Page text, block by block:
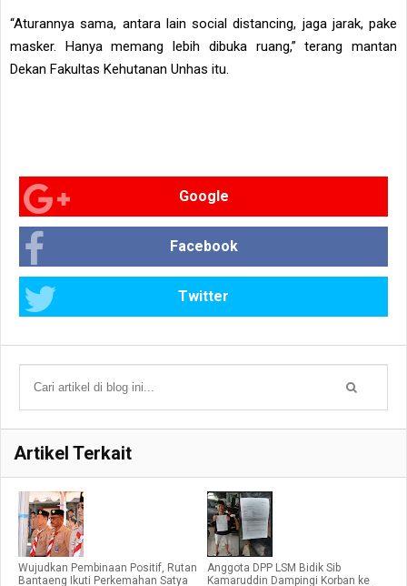
“Aturannya sama, antara lain social distancing, jaga jarak, pake
masker. Hanya memang lebih dibuka ruang,” terang mantan
Dekan Fakultas Kehutanan Unhas itu.
Google
Facebook
Twitter
Artikel Terkait
Wujudkan Pembinaan Positif, Rutan
Bantaeng Ikuti Perkemahan Satya
Anggota DPP LSM Bidik Sib
Kamaruddin Dampingi Korban ke